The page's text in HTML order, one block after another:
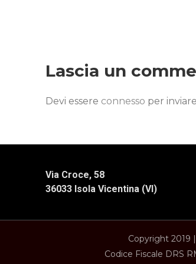
Lascia un
Devi essere connesso per
Via Croce, 58
36033 Isola Vicentina (VI)
Copyright 2019
Codice Fiscale DRS